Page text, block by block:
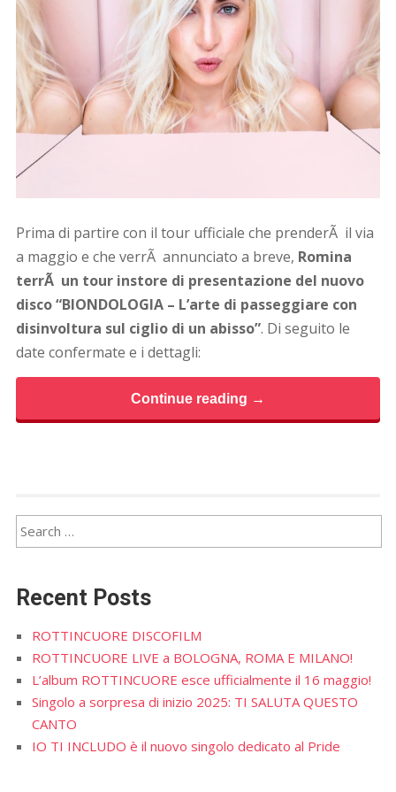
Prima di partire con il tour ufficiale che prenderÃ il via
a maggio e che verrÃ annunciato a breve, Romina
terrÃ un tour instore di presentazione del nuovo
disco “BIONDOLOGIA – L’arte di passeggiare con
disinvoltura sul ciglio di un abisso”. Di seguito le
date confermate e i dettagli:
Continue reading →
Recent Posts
ROTTINCUORE DISCOFILM
ROTTINCUORE LIVE a BOLOGNA, ROMA E MILANO!
L’album ROTTINCUORE esce ufficialmente il 16 maggio!
Singolo a sorpresa di inizio 2025: TI SALUTA QUESTO
CANTO
IO TI INCLUDO è il nuovo singolo dedicato al Pride